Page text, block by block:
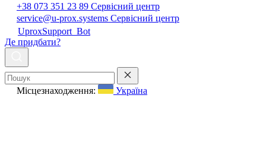
+38 073 351 23 89 Сервісний центр
service@u-prox.systems Сервісний центр
UproxSupport_Bot
Де придбати?
Місцезнаходження: Україна